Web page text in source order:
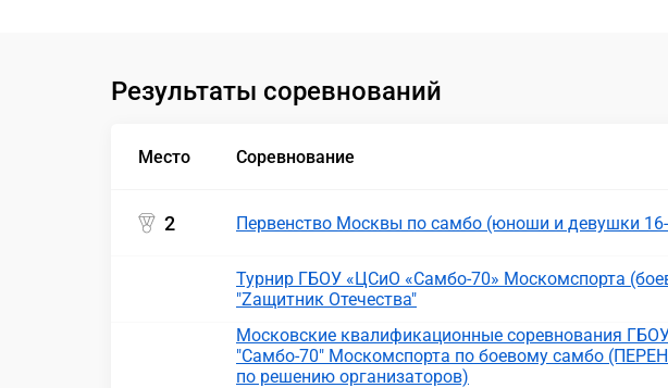
Результаты соревнований
Место Соревнование
2 Первенство Москвы по самбо (юноши и девушки
Турнир ГБОУ «ЦСиО «Самбо-70» Москомспорта
"Zащитник Отечества"
Московские квалификационные соревнования
"Самбо-70" Москомспорта по боевому самбо
по решению организаторов)